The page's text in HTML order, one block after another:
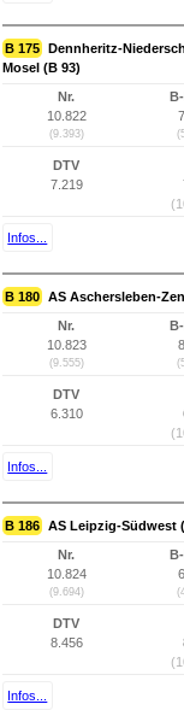
B 175 Dennheritz-
Mosel (B 93)
Nr.
10.822
(9.393)
DTV
7.219
Infos...
B 180 AS Aschersleben-
Nr.
10.823
(9.555)
DTV
6.310
Infos...
B 186 AS Leipzig-Südwest
Nr.
10.824
(9.694)
DTV
8.456
Infos...